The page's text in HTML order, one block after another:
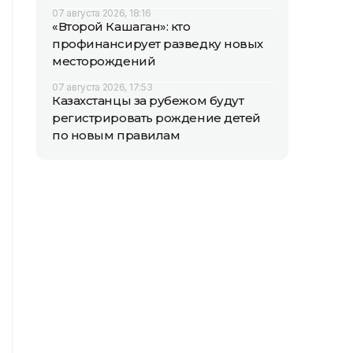
07 августа 2026, 18:16
«Второй Кашаган»: кто
профинансирует разведку новых
месторождений
07 августа 2026, 17:53
Казахстанцы за рубежом будут
регистрировать рождение детей
по новым правилам